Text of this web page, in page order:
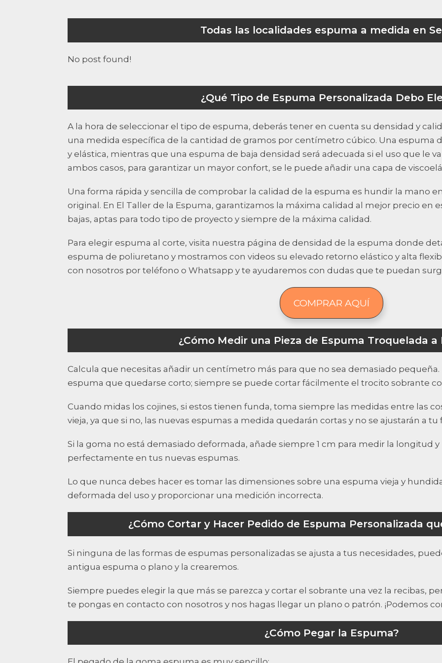
Todas las localidades espuma a medida en
No post found!
¿Qué Tipo de Espuma Personalizada Debo
A la hora de seleccionar el tipo de espuma, deberás tener en cuenta su densidad y
una medida específica de la cantidad de gramos por centímetro cúbico. Una espuma
y elástica, mientras que una espuma de baja densidad será adecuada si el uso que le
ambos casos, para garantizar un mayor confort, se le puede añadir una capa de
Una forma rápida y sencilla de comprobar la calidad de la espuma es hundir la mano
original. En El Taller de la Espuma, garantizamos la máxima calidad al mejor precio en
bajas, aptas para todo tipo de proyecto y siempre de la máxima calidad.
Para elegir espuma al corte, visita nuestra página de densidad de la espuma donde
espuma de poliuretano y mostramos con videos su elevado retorno elástico y alta
con nosotros por teléfono o Whatsapp y te ayudaremos con dudas que te puedan
COMPRAR AQUÍ
¿Cómo Medir una Pieza de Espuma Troquelada a
Calcula que necesitas añadir un centímetro más para que no sea demasiado
espuma que quedarse corto; siempre se puede cortar fácilmente el trocito sobrante
Cuando midas los cojines, si estos tienen funda, toma siempre las medidas entre las
vieja, ya que si no, las nuevas espumas a medida quedarán cortas y no se ajustarán a tu
Si la goma no está demasiado deformada, añade siempre 1 cm para medir la longitud
perfectamente en tus nuevas espumas.
Lo que nunca debes hacer es tomar las dimensiones sobre una espuma vieja y
deformada del uso y proporcionar una medición incorrecta.
¿Cómo Cortar y Hacer Pedido de Espuma Personalizada
Si ninguna de las formas de espumas personalizadas se ajusta a tus necesidades,
antigua espuma o plano y la crearemos.
Siempre puedes elegir la que más se parezca y cortar el sobrante una vez la recibas,
te pongas en contacto con nosotros y nos hagas llegar un plano o patrón. ¡Podemos
¿Cómo Pegar la Espuma?